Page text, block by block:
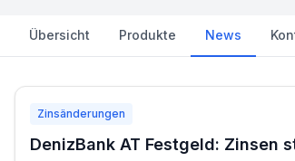
Übersicht Produkte News
Zinsänderungen
DenizBank AT Festgeld: Zinsen